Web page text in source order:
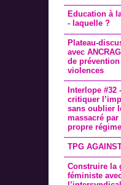
Education à
- laquelle ?
Plateau-
avec
de
violences
Interlope #32
critiquer
sans oublier
massacré par
propre régime
TPG
Construire la
féministe